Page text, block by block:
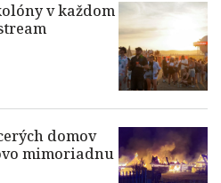
v každom
domov
mimoriadnu